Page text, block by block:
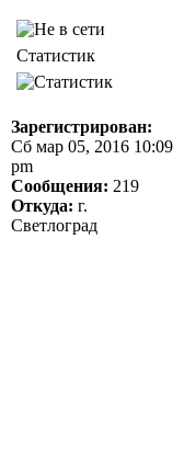
Статистик
Зарегистрирован:
Сб мар 05, 2016 10:09
pm
Сообщения: 219
Откуда: г.
Светлоград